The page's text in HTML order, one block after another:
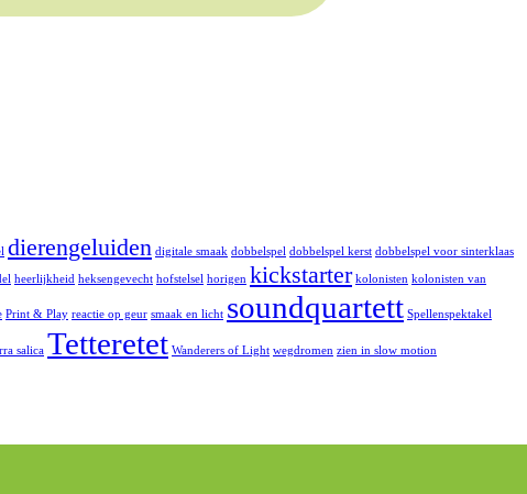
dierengeluiden digitale smaak dobbelspel dobbelspel kerst dobbelspel voor sinterklaas
heerlijkheid heksengevecht hofstelsel horigen kickstarter kolonisten kolonisten van
Print & Play reactie op geur smaak en licht soundquartett Spellenspektakel
salica Tetteretet Wanderers of Light wegdromen zien in slow motion